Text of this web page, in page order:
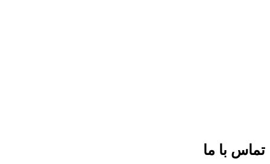
تماس با ما